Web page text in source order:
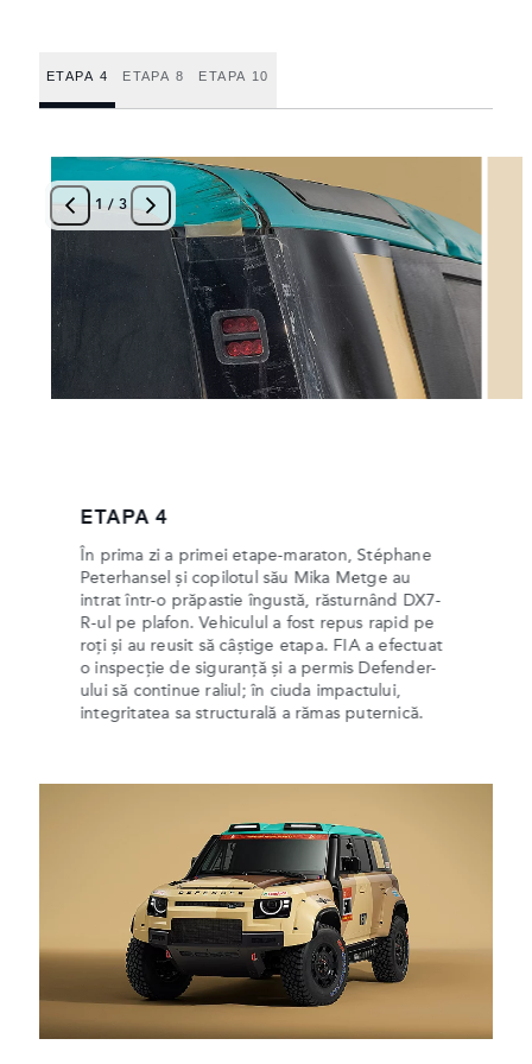
ETAPA 4 ETAPA 8 ETAPA 10
ETAPA 4
În prima zi a primei etape-maraton, Stéphane
Peterhansel și copilotul său Mika Metge au
intrat într-o prăpastie îngustă, răsturnând DX7-
R-ul pe plafon. Vehiculul a fost repus rapid pe
roți și au reusit să câștige etapa. FIA a efectuat
o inspecție de siguranță și a permis Defender-
ului să continue raliul; în ciuda impactului,
integritatea sa structurală a rămas puternică.
1 / 3